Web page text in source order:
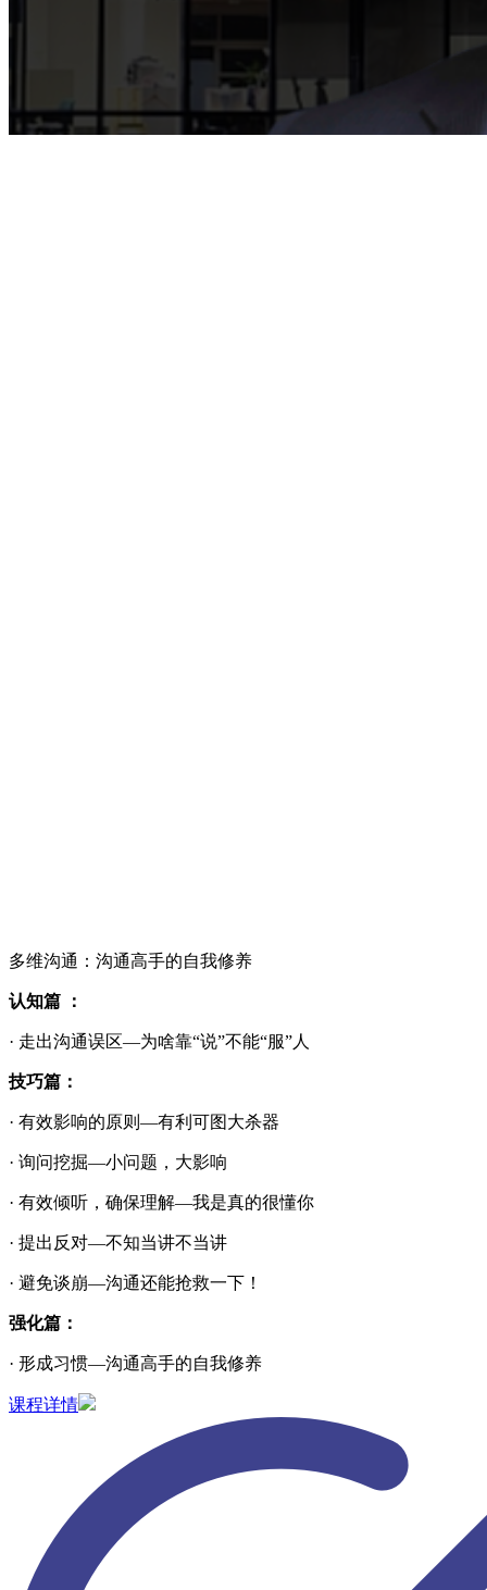
多维沟通：沟通高手的自我修养
认知篇 ：
· 走出沟通误区—为啥靠“说”不能“服”人
技巧篇：
· 有效影响的原则—有利可图大杀器
· 询问挖掘—小问题，大影响
· 有效倾听，确保理解—我是真的很懂你
· 提出反对—不知当讲不当讲
· 避免谈崩—沟通还能抢救一下！
强化篇：
· 形成习惯—沟通高手的自我修养
课程详情